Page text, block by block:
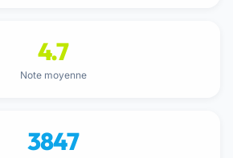
4.7
Note moyenne
3847